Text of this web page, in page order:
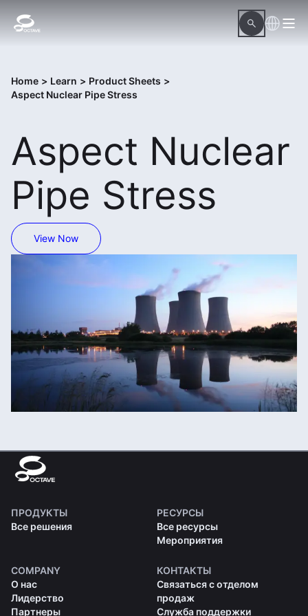
Home > Learn > Product Sheets >
Aspect Nuclear Pipe Stress
Aspect Nuclear
Pipe Stress
View Now
ПРОДУКТЫ
Все решения
РЕСУРСЫ
Все ресурсы
Мероприятия
COMPANY
О нас
Лидерство
Партнеры
КОНТАКТЫ
Связаться с отделом
продаж
Служба поддержки